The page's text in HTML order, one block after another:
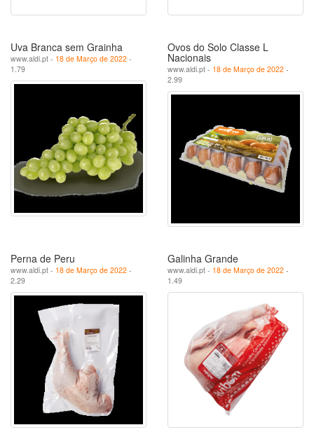
Uva Branca sem Grainha
www.aldi.pt - 18 de Março de 2022 -
1.79
Ovos do Solo Classe L
Nacionais
www.aldi.pt - 18 de Março de 2022 -
2.99
Perna de Peru
www.aldi.pt - 18 de Março de 2022 -
2.29
Galinha Grande
www.aldi.pt - 18 de Março de 2022 -
1.49